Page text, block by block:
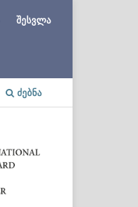
ᲫᲔᲑᲜᲐ
შესვლა